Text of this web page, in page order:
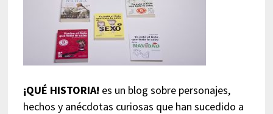
¡QUÉ HISTORIA! es un blog sobre personajes,
hechos y anécdotas curiosas que han sucedido a